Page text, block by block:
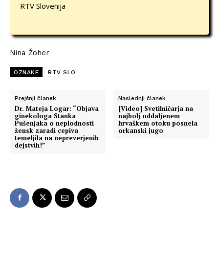
RTV Slovenija
Nina Žoher
OZNAKE RTV SLO
Prejšnji članek
Dr. Mateja Logar: “Objava
ginekologa Stanka
Pušenjaka o neplodnosti
žensk zaradi cepiva
temeljila na nepreverjenih
dejstvih!”
Naslednji članek
[Video] Svetilničarja na
najbolj oddaljenem
hrvaškem otoku posnela
orkanski jugo